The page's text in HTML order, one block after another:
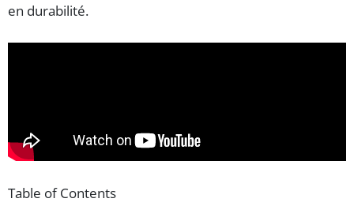
en durabilité.
Table of Contents